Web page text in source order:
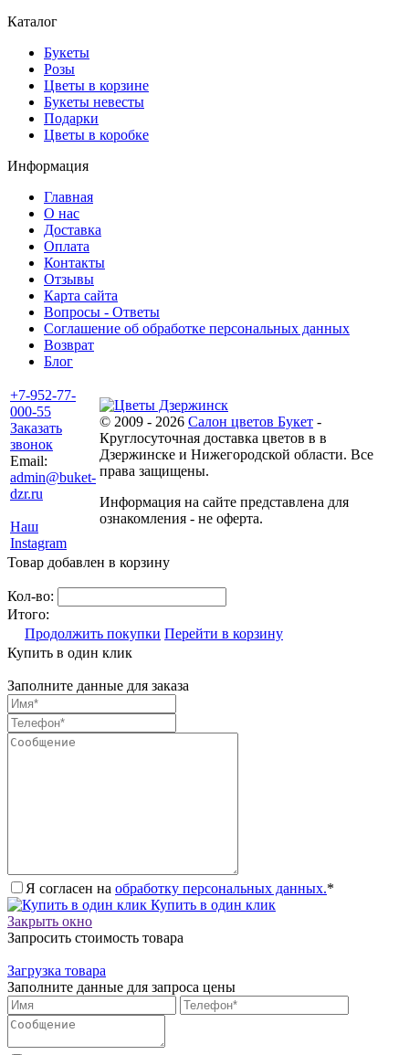
Каталог
Букеты
Розы
Цветы в корзине
Букеты невесты
Подарки
Цветы в коробке
Информация
Главная
О нас
Доставка
Оплата
Контакты
Отзывы
Карта сайта
Вопросы - Ответы
Соглашение об обработке персональных данных
Возврат
Блог
+7-952-77-
000-55
Заказать
звонок
Email:
admin@buket-
dzr.ru
Наш
Instagram
© 2009 - 2026 Салон цветов Букет -
Круглосуточная доставка цветов в в
Дзержинске и Нижегородской области. Все
права защищены.
Информация на сайте представлена для
ознакомления - не оферта.
Товар добавлен в корзину
Кол-во:
Итого:
Продолжить покупки Перейти в корзину
Купить в один клик
Заполните данные для заказа
Я согласен на обработку персональных данных.*
Купить в один клик
Закрыть окно
Запросить стоимость товара
Загрузка товара
Заполните данные для запроса цены